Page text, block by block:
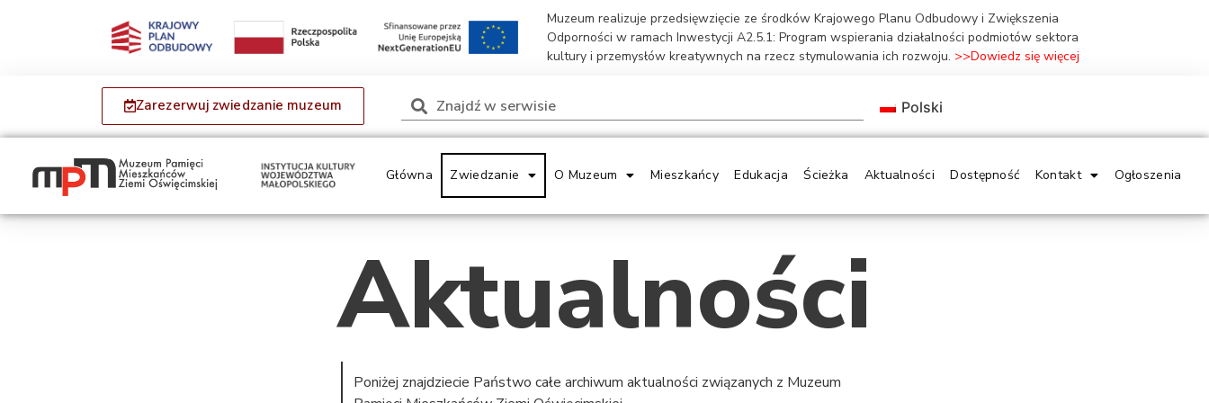
Muzeum realizuje przedsięwzięcie ze środków Krajowego Planu Odbudowy i Zwiększenia
Odporności w ramach Inwestycji A2.5.1: Program wspierania działalności podmiotów sektora
kultury i przemysłów kreatywnych na rzecz stymulowania ich rozwoju. >>Dowiedz się więcej
Zarezerwuj zwiedzanie muzeum Polski
Główna Zwiedzanie O Muzeum Mieszkańcy Edukacja Ścieżka Aktualności Dostępność Kontakt Ogłoszenia
Aktualności
Poniżej znajdziecie Państwo całe archiwum aktualności związanych z Muzeum